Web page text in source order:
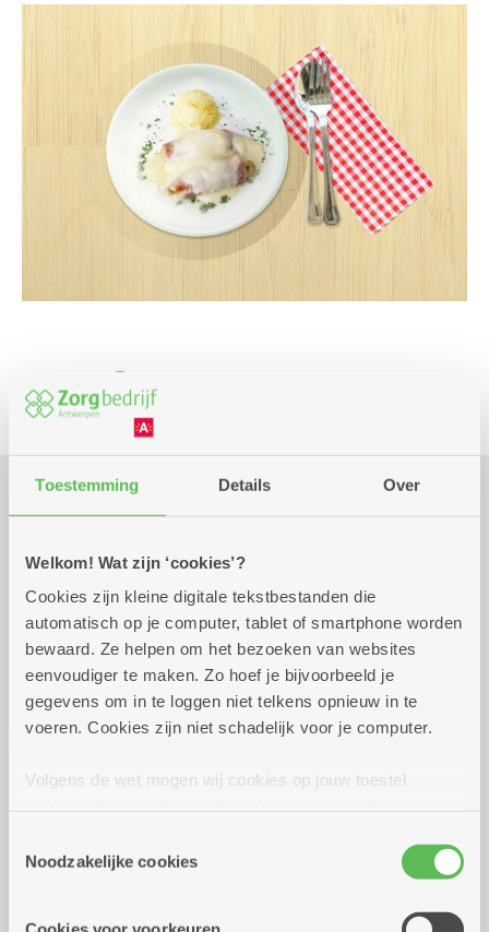
Toestemming Details Over
Welkom! Wat zijn ‘cookies’?
Cookies zijn kleine digitale tekstbestanden die
automatisch op je computer, tablet of smartphone worden
bewaard. Ze helpen om het bezoeken van websites
eenvoudiger te maken. Zo hoef je bijvoorbeeld je
gegevens om in te loggen niet telkens opnieuw in te
voeren. Cookies zijn niet schadelijk voor je computer.
Volgens de wet mogen wij cookies op jouw toestel
cookies hebben we jouw toestemming nodig. Sommige
cookies worden geplaatst door derde partijen die een
Noodzakelijke cookies
Praktisch
donderdag 17 september
2026
12.00 uur tot 13.00
uur
10 euro
inschrijven kan tot 10/09/26.
Soep
Hespenrolletjes met witloof en kaassaus
Facebook event